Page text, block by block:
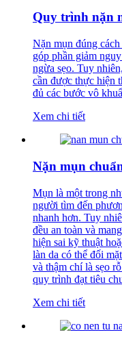
Quy trình nặn
Nặn mụn đúng
góp phần giảm
ngừa sẹo. Tuy
cần được thực hiện
đủ các bước vô
Xem chi tiết
Nặn mụn
Mụn là một trong
người tìm đến
nhanh hơn. Tuy
đều an toàn và
hiện sai kỹ thuật
làn da có thể đối
và thậm chí là sẹo
quy trình đạt tiêu
Xem chi tiết